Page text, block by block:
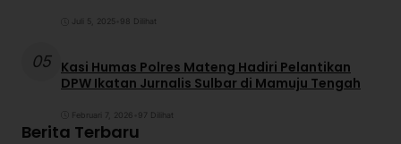
Juli 5, 2025 98 Dilihat
05 Kasi Humas Polres Mateng Hadiri Pelantikan
DPW Ikatan Jurnalis Sulbar di Mamuju Tengah
Februari 7, 2026 97 Dilihat
Berita Terbaru